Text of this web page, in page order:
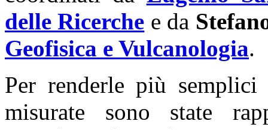
delle Ricerche e da
Geofisica e Vulcanologia.
Per renderle più
misurate sono state